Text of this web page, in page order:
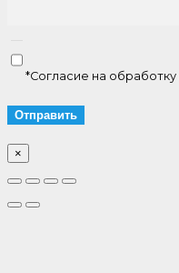
*Согласие на обработку
×